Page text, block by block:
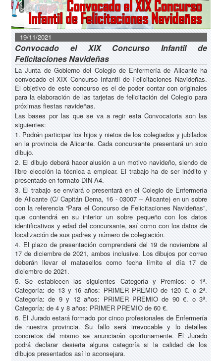
19/11/2021
Convocado el XIX Concurso Infantil de
Felicitaciones Navideñas
La Junta de Gobierno del Colegio de Enfermería de Alicante ha
convocado el XIX Concurso Infantil de Felicitaciones Navideñas.
El objetivo de este concurso es el de poder contar con originales
para la elaboración de las tarjetas de felicitación del Colegio para
próximas fiestas navideñas.
Las bases por las que se va a regir esta Convocatoria son las
siguientes:
1. Podrán participar los hijos y nietos de los colegiados y jubilados
en la provincia de Alicante. Cada concursante presentará un solo
dibujo.
2. El dibujo deberá hacer alusión a un motivo navideño, siendo de
libre elección la técnica a emplear. El trabajo ha de ser inédito y
presentado en formato DIN-A4.
3. El trabajo se enviará o presentará en el Colegio de Enfermería
de Alicante (C/ Capitán Dema, 16 - 03007 – Alicante) en un sobre
con la referencia “Para el Concurso de Felicitaciones Navideñas”,
que contendrá en su interior un sobre pequeño con los datos
identificativos y edad del concursante, así como con los datos de
localización de sus padres y número de colegiación.
4. El plazo de presentación comprenderá del 19 de noviembre al
17 de diciembre de 2021, ambos inclusive. Los dibujos por correo
deberán llevar el matasellos como fecha límite el día 17 de
diciembre de 2021.
5. Se establecen las siguientes Categoría y Premios: o 1ª.
Categoría: de 13 y 16 años: PRIMER PREMIO de 120 €. o 2ª.
Categoría: de 9 y 12 años: PRIMER PREMIO de 90 €. o 3ª.
Categoría: de 4 y 8 años: PRIMER PREMIO de 60 €.
6. El Jurado estará formado por cinco profesionales de Enfermería
de nuestra provincia. Su fallo será irrevocable y lo detalles
concretos del mismo se anunciarán oportunamente. El Jurado
podrá declarar desierta alguna categoría si la calidad de los
dibujos presentados así lo aconsejara.